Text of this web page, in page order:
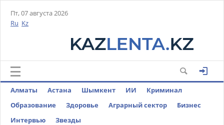
Пт, 07 августа 2026
Ru Kz
Алматы Астана Шымкент ИИ
Криминал
Образование
Здоровье Аграрный сектор
Бизнес
Интервью
Звезды